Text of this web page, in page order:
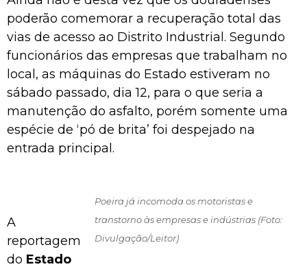
poderão comemorar a recuperação total das
vias de acesso ao Distrito Industrial. Segundo
funcionários das empresas que trabalham no
local, as máquinas do Estado estiveram no
sábado passado, dia 12, para o que seria a
manutenção do asfalto, porém somente uma
espécie de ‘pó de brita’ foi despejado na
entrada principal.
Poeira já incomoda os motoristas e
transtorno às empresas e indústrias (Foto:
Divulgação/Leitor)
A
reportagem
do Estado